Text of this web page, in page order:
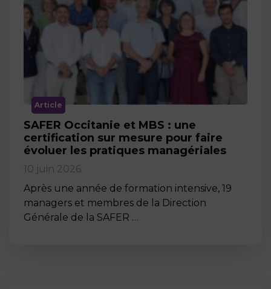
Article
SAFER Occitanie et MBS : une
certification sur mesure pour faire
évoluer les pratiques managériales
10 juin 2026
Après une année de formation intensive, 19
managers et membres de la Direction
Générale de la SAFER …